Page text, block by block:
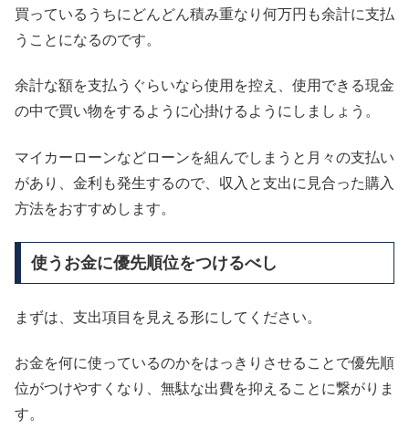
買っているうちにどんどん積み重なり何万円も余計に支払
うことになるのです。
余計な額を支払うぐらいなら使用を控え、使用できる現金
の中で買い物をするように心掛けるようにしましょう。
マイカーローンなどローンを組んでしまうと月々の支払い
があり、金利も発生するので、収入と支出に見合った購入
方法をおすすめします。
使うお金に優先順位をつけるべし
まずは、支出項目を見える形にしてください。
お金を何に使っているのかをはっきりさせることで優先順
位がつけやすくなり、無駄な出費を抑えることに繋がりま
す。